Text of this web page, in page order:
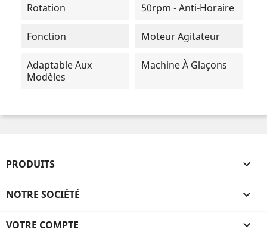
Rotation 50rpm - Anti-Horaire
Fonction Moteur Agitateur
Adaptable Aux
Modèles
Machine À Glaçons
PRODUITS 
NOTRE SOCIÉTÉ 
VOTRE COMPTE 